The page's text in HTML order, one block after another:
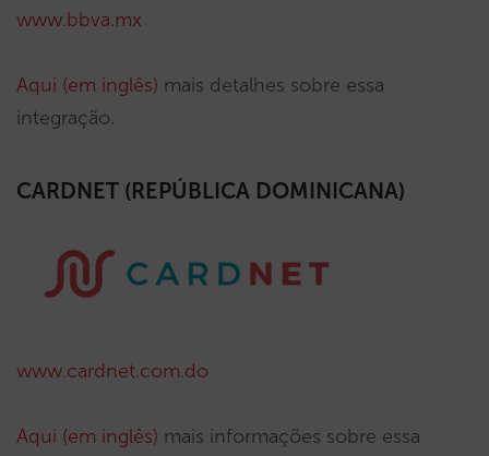
www.bbva.mx
Aqui (em inglês) mais detalhes sobre essa
integração.
CARDNET (REPÚBLICA DOMINICANA)
www.cardnet.com.do
Aqui (em inglês) mais informações sobre essa